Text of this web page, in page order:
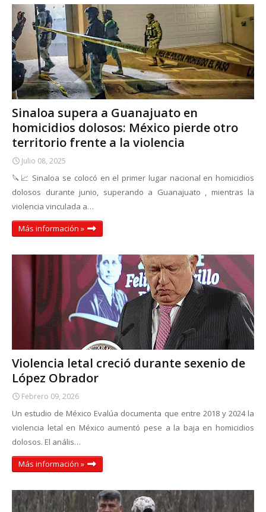
Sinaloa supera a Guanajuato en
homicidios dolosos: México pierde otro
territorio frente a la violencia
Julio 08, 2025
🔪📈 Sinaloa se colocó en el primer lugar nacional en homicidios
dolosos durante junio, superando a Guanajuato , mientras la
violencia vinculada a…
Más información »
Violencia letal creció durante sexenio de
López Obrador
Febrero 09, 2026
Un estudio de México Evalúa documenta que entre 2018 y 2024 la
violencia letal en México aumentó pese a la baja en homicidios
dolosos. El anális…
Más información »